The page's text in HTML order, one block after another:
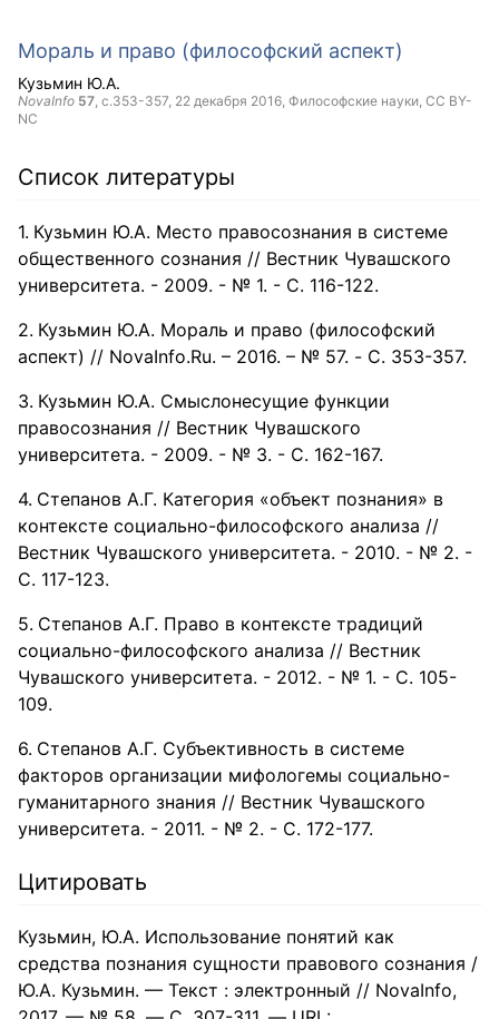
Мораль и право (философский аспект)
Кузьмин Ю.А.
NovaInfo 57, с.353-357, 22 декабря 2016, Философские науки, CC BY-
NC
Список литературы
Кузьмин Ю.А. Место правосознания в системе
общественного сознания // Вестник Чувашского
университета. - 2009. - № 1. - С. 116-122.
Кузьмин Ю.А. Мораль и право (философский
аспект) // NovaInfo.Ru. – 2016. – № 57. - С. 353-357.
Кузьмин Ю.А. Смыслонесущие функции
правосознания // Вестник Чувашского
университета. - 2009. - № 3. - С. 162-167.
Степанов А.Г. Категория «объект познания» в
контексте социально-философского анализа //
Вестник Чувашского университета. - 2010. - № 2. -
С. 117-123.
Степанов А.Г. Право в контексте традиций
социально-философского анализа // Вестник
Чувашского университета. - 2012. - № 1. - С. 105-
109.
Степанов А.Г. Субъективность в системе
факторов организации мифологемы социально-
гуманитарного знания // Вестник Чувашского
университета. - 2011. - № 2. - С. 172-177.
Цитировать
Кузьмин, Ю.А. Использование понятий как
средства познания сущности правового сознания /
Ю.А. Кузьмин. — Текст : электронный // NovaInfo,